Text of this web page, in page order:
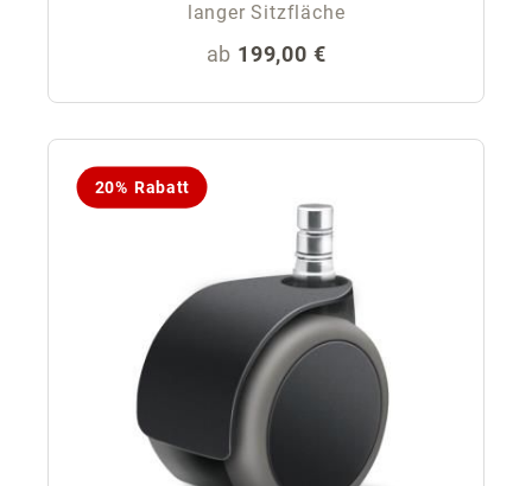
langer Sitzfläche
Regulärer Preis:
ab 199,00 €
20% Rabatt